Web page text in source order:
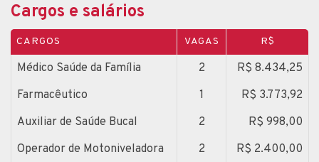
Cargos e salários
CARGOS VAGAS R$
Médico Saúde da Família 2
R$ 8.434,25
Farmacêutico
1
R$ 3.773,92
Auxiliar de Saúde Bucal
2
R$ 998,00
Operador de Motoniveladora
2
R$ 2.400,00